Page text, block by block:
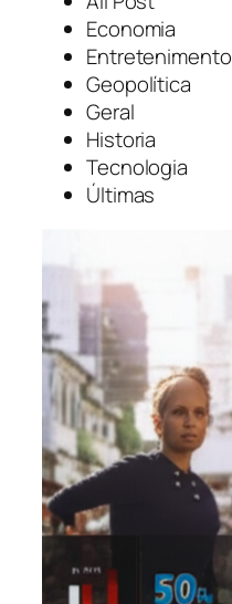
Economia
Entretenimento
Geopolítica
Geral
Historia
Tecnologia
Últimas